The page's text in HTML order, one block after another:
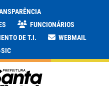
FUNCIONÁRIOS
DE T.I.
WEBMAIL